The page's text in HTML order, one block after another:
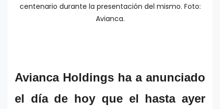
centenario durante la presentación del mismo. Foto:
Avianca.
Avianca Holdings ha a anunciado
el día de hoy que el hasta ayer